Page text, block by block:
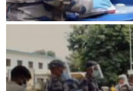
बिश्व
दुनिया
बिचार